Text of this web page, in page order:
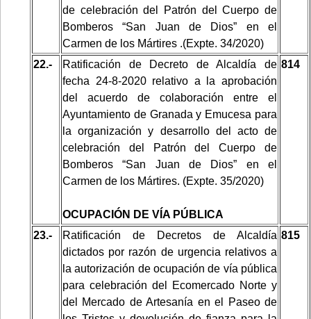
de celebración del Patrón del Cuerpo de
Bomberos “San Juan de Dios” en el
Carmen de los Mártires .(Expte. 34/2020)
22.-
Ratificación de Decreto de Alcaldía de
fecha 24-8-2020 relativo a la aprobación
del acuerdo de colaboración entre el
Ayuntamiento de Granada y Emucesa para
la organización y desarrollo del acto de
celebración del Patrón del Cuerpo de
Bomberos “San Juan de Dios” en el
Carmen de los Mártires. (Expte. 35/2020)
OCUPACIÓN DE VÍA PÚBLICA
814
23.-
Ratificación de Decretos de Alcaldía
dictados por razón de urgencia relativos a
la autorización de ocupación de vía pública
para celebración del Ecomercado Norte y
del Mercado de Artesanía en el Paseo de
815